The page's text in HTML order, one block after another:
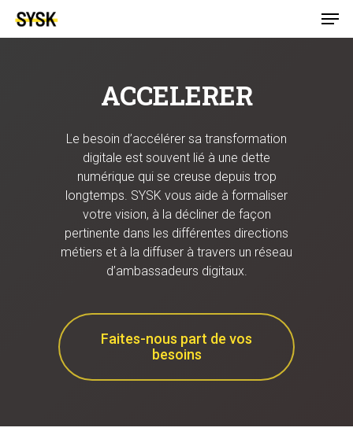
ACCELERER
Le besoin d’accélérer sa transformation
digitale est souvent lié à une dette
numérique qui se creuse depuis trop
longtemps. SYSK vous aide à formaliser
votre vision, à la décliner de façon
pertinente dans les différentes directions
métiers et à la diffuser à travers un réseau
d’ambassadeurs digitaux.
Faites-nous part de vos
besoins